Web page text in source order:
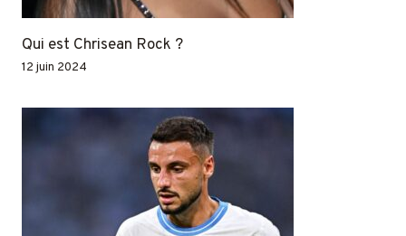
Qui est Chrisean Rock ?
12 juin 2024